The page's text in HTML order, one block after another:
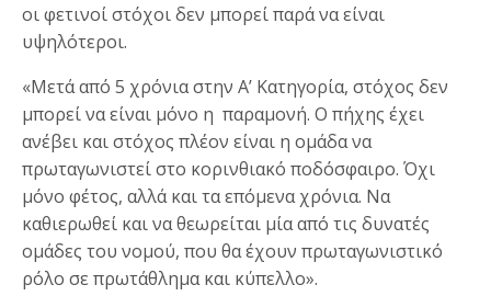
οι φετινοί στόχοι δεν μπορεί παρά να είναι
υψηλότεροι.
«Μετά από 5 χρόνια στην Α’ Κατηγορία, στόχος δεν
μπορεί να είναι μόνο η παραμονή. Ο πήχης έχει
ανέβει και στόχος πλέον είναι η ομάδα να
πρωταγωνιστεί στο κορινθιακό ποδόσφαιρο. Όχι
μόνο φέτος, αλλά και τα επόμενα χρόνια. Να
καθιερωθεί και να θεωρείται μία από τις δυνατές
ομάδες του νομού, που θα έχουν πρωταγωνιστικό
ρόλο σε πρωτάθλημα και κύπελλο».